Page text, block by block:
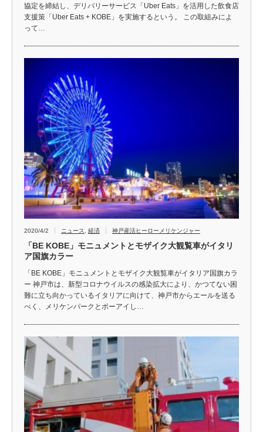
協定を締結し、デリバリーサービス「Uber Eats」を活用した飲食店
支援策「Uber Eats + KOBE」を実施するという。 この取組みによ
って…
2020/4/2 ニュース 経済 神戸産活ヒーローメリケンジャー
「BE KOBE」モニュメントとモザイク大観覧車がイタリ
ア国旗カラー
「BE KOBE」モニュメントとモザイク大観覧車がイタリア国旗カラ
ー 神戸市は、新型コロナウイルスの感染拡大により、かつてない困
難に立ち向かっているイタリアに向けて、神戸市からエールを送る
べく、メリケンパークとポーアイし…